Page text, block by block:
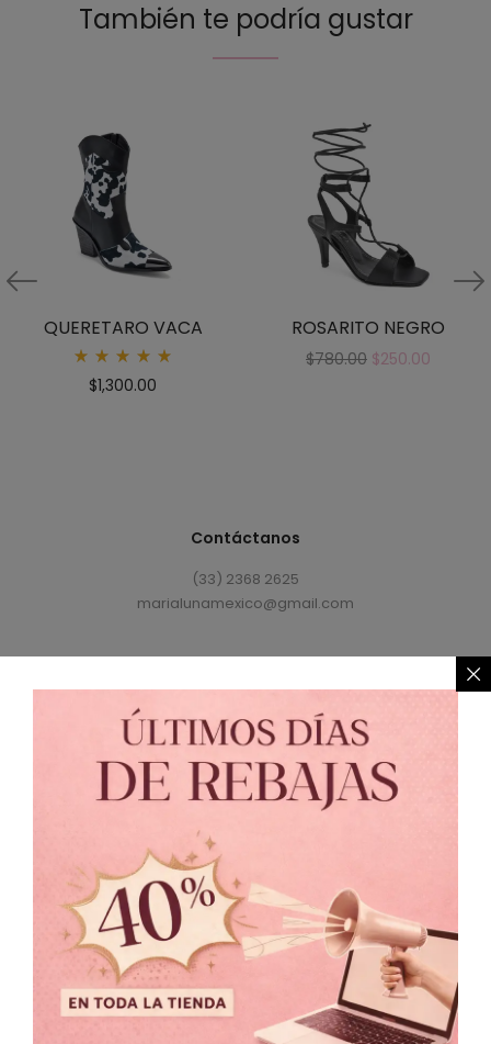
También te podría gustar
QUERETARO VACA
5.00
$1,300.00
ROSARITO NEGRO
$780.00 $250.00
Contáctanos
(33) 2368 2625
marialunamexico@gmail.com
Política de Privacidad // Política de Cambio
© 2021 MARIALUNA